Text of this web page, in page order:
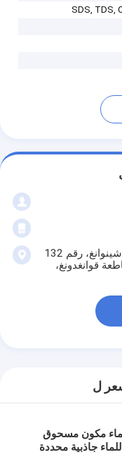
SDS, TDS,
غرفة 1001، الطابق 10، المبنى 2، ساحة شينوانغ، رقم 132
قوانغدونغ،
ل
مكون مسحوق
جاذبية محددة